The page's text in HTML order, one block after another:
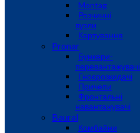
Montag
Розчинні
вузли
Картування
Pronar
Бункери-
перевантажувачі
Гноєрозкидачі
Причепи
Фронтальні
навантажувачі
Baural
Комбайни